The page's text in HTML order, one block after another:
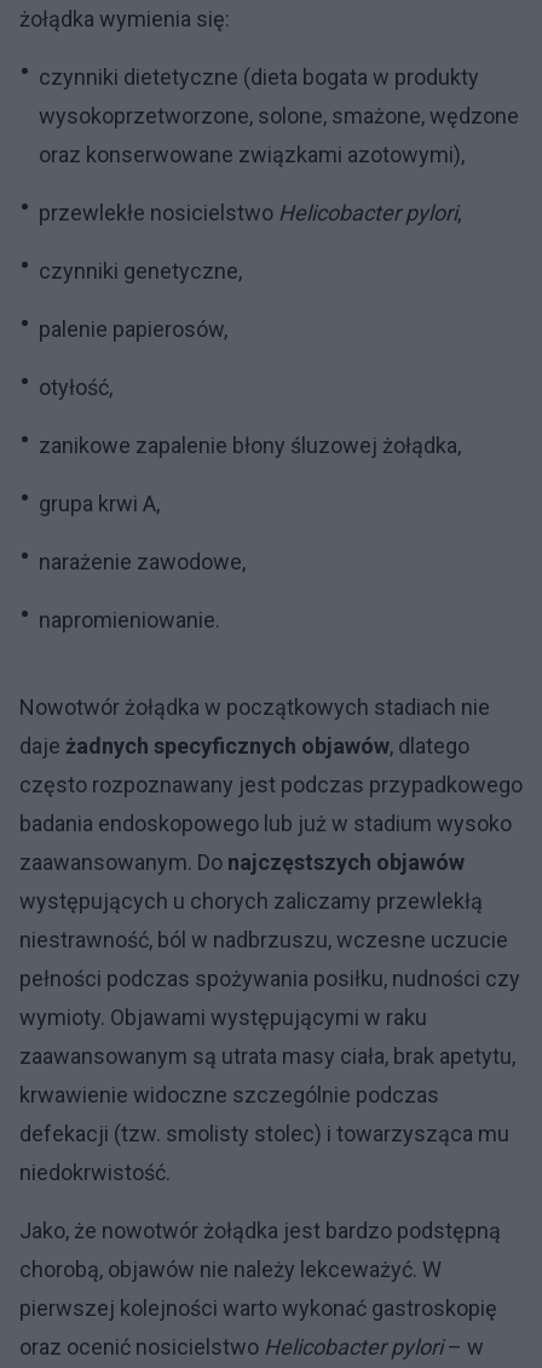
żołądka wymienia się:
czynniki dietetyczne (dieta bogata w produkty
wysokoprzetworzone, solone, smażone, wędzone
oraz konserwowane związkami azotowymi),
przewlekłe nosicielstwo Helicobacter pylori,
czynniki genetyczne,
palenie papierosów,
otyłość,
zanikowe zapalenie błony śluzowej żołądka,
grupa krwi A,
narażenie zawodowe,
napromieniowanie.
Nowotwór żołądka w początkowych stadiach nie
daje żadnych specyficznych objawów, dlatego
często rozpoznawany jest podczas przypadkowego
badania endoskopowego lub już w stadium wysoko
zaawansowanym. Do najczęstszych objawów
występujących u chorych zaliczamy przewlekłą
niestrawność, ból w nadbrzuszu, wczesne uczucie
pełności podczas spożywania posiłku, nudności czy
wymioty. Objawami występującymi w raku
zaawansowanym są utrata masy ciała, brak apetytu,
krwawienie widoczne szczególnie podczas
defekacji (tzw. smolisty stolec) i towarzysząca mu
niedokrwistość.
Jako, że nowotwór żołądka jest bardzo podstępną
chorobą, objawów nie należy lekceważyć. W
pierwszej kolejności warto wykonać gastroskopię
oraz ocenić nosicielstwo Helicobacter pylori– w